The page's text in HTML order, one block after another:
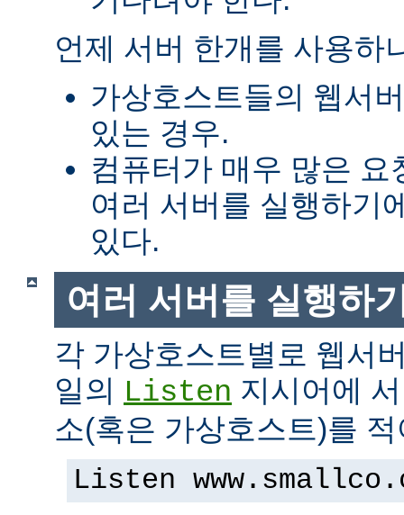
언제 서버 한개를 사용하
가상호스트들의 웹서
있는 경우.
컴퓨터가 매우 많은
여러 서버를 실행하기
있다.
여러 서버를 실행하
각 가상호스트별로 웹서
일의 Listen 지시어에
소(혹은 가상호스트)를
Listen